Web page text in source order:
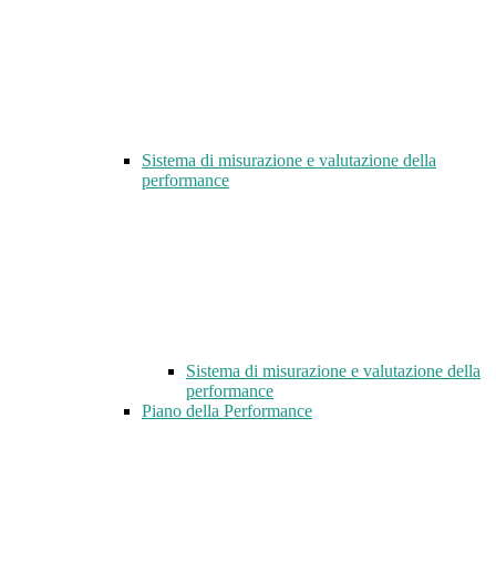
Sistema di misurazione e valutazione della
performance
Sistema di misurazione e valutazione della
performance
Piano della Performance